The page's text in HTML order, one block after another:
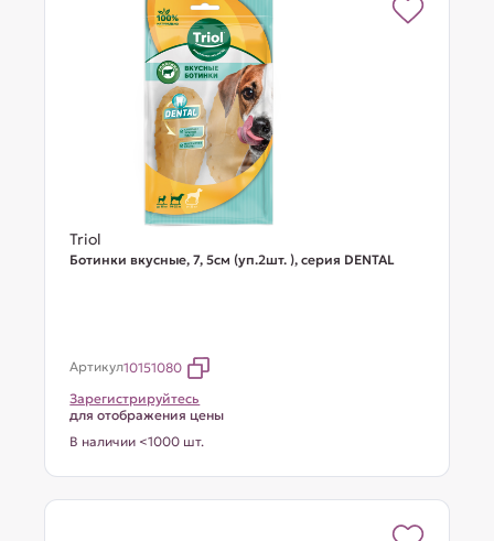
Triol
Ботинки вкусные, 7, 5см (уп.2шт. ), серия DENTAL
Артикул10151080
Зарегистрируйтесь
для отображения цены
В наличии <1000 шт.